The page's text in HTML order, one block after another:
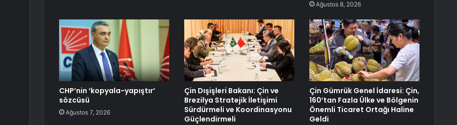
Ağustos 8, 2026
CHP’nin ‘kopyala-yapıştır’
sözcüsü
Ağustos 7, 2026
Çin Dışişleri Bakanı: Çin ve
Brezilya Stratejik İletişimi
Sürdürmeli ve Koordinasyonu
Güçlendirmeli
Çin Gümrük Genel İdaresi: Çin,
160’tan Fazla Ülke ve Bölgenin
Önemli Ticaret Ortağı Haline
Geldi